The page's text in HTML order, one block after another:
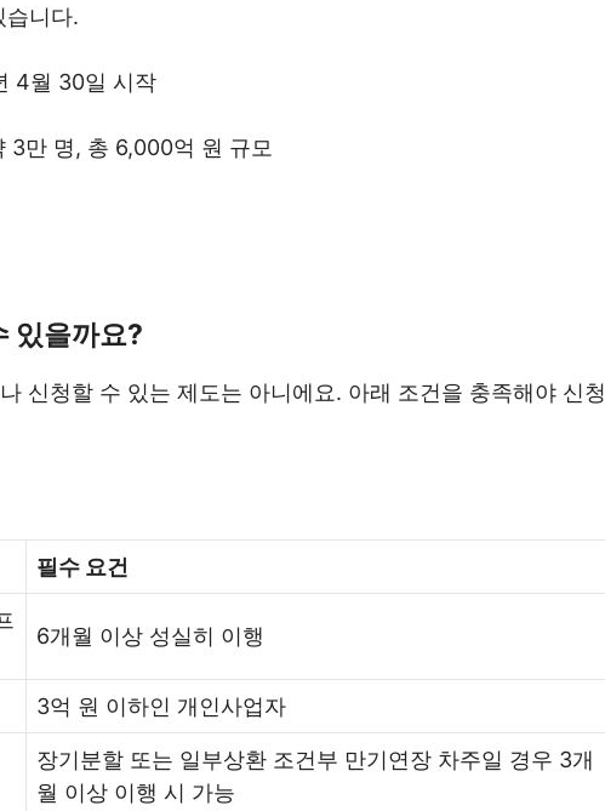
습니다.
4월 30일 시작
3만 명, 총 6,000억 원 규모
있을까요?
신청할 수 있는 제도는 아니에요. 아래 조건을 충족해야 신청
필수 요건
6개월 이상 성실히 이행
3억 원 이하인 개인사업자
장기분할 또는 일부상환 조건부 만기연장 차주일 경우 3개
월 이상 이행 시 가능